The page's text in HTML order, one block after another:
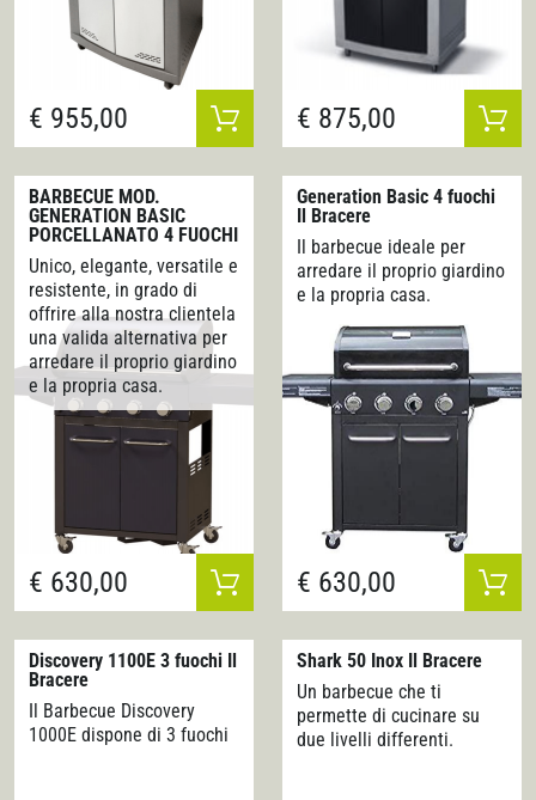
PARQUET E LAMINATI
60
PISCINE 7
ADESIVI, SIGILLANTI E PRODOTTI PER L'EDILIZIA. 12
OUTLET 5
FONTANE E FIORIERE
€ 955,00 € 875,00
BARBECUE MOD.
GENERATION BASIC
PORCELLANATO 4 FUOCHI
Unico, elegante, versatile e
resistente, in grado di
offrire alla nostra clientela
una valida alternativa per
arredare il proprio giardino
e la propria casa.
4 bruciatori in acciaio inox -
3,0 kw ciascuno4 deflettori
Smaltati a “V”Pianetti
cottura: 650x420 mm (2
griglie da 325…
€ 630,00
Generation Basic 4 fuochi
Il Bracere
Il barbecue ideale per
arredare il proprio giardino
e la propria casa.
Unico, elegante, versatile e
resistente, in grado di
offrire una valida
alternativa per arredare il
proprio giardino e la propria
casa. Generation Basic…
€ 630,00
Discovery 1100E 3 fuochi Il
Bracere
Il Barbecue Discovery
1000E dispone di 3 fuochi
Shark 50 Inox Il Bracere
Un barbecue che ti
permette di cucinare su
due livelli differenti.